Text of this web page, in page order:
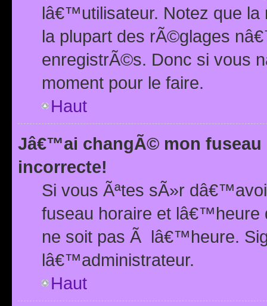
lâ€™utilisateur. Notez que la
la plupart des rÃ©glages
enregistrÃ©s. Donc si vous
moment pour le faire.
Haut
Jâ€™ai changÃ© mon
incorrecte!
Si vous Ãªtes sÃ»r
fuseau horaire et
ne soit pas Ã lâ€™heure.
lâ€™administrateur.
Haut